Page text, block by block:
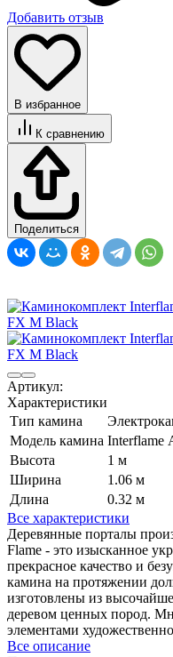
Добавить отзыв
В избранное
К сравнению
Поделиться
Артикул:
Характеристики
Тип камина
Модель камина Interflame
Высота
1 м
Ширина
1.06 м
Длина
0.32 м
Все характеристики
Деревянные порталы
Flame - это изысканное
прекрасное качество и
камина на протяжении
изготовлены из
деревом ценных пород.
элементами
Все описание